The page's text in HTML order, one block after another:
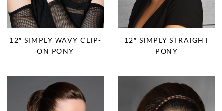
12″ SIMPLY WAVY CLIP-
ON PONY
12″ SIMPLY STRAIGHT
PONY